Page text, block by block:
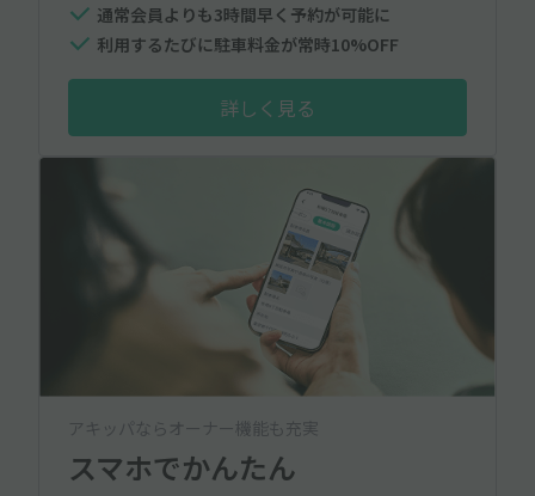
通常会員よりも3時間早く予約が可能に
利用するたびに駐車料金が常時10%OFF
詳しく見る
アキッパならオーナー機能も充実
スマホでかんたん